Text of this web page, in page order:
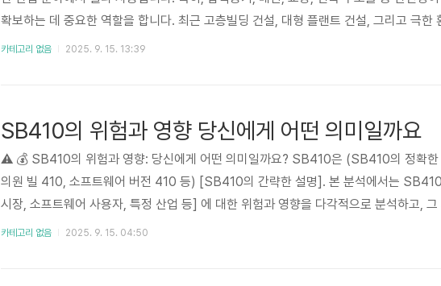
확보하는 데 중요한 역할을 합니다. 최근 고층빌딩 건설, 대형 플랜트 건설, 그리고 극
의 수요는 꾸준히 증가하고 있습니다. 또한, 친환경적인 건축 자재에 대한 요구 증가와
카테고리 없음 2025. 9. 15. 13:39
SB410의 위험과 영향 당신에게 어떤 의미일까요
⚠️ 💰 SB410의 위험과 영향: 당신에게 어떤 의미일까요? SB410은 (SB410의 정확한
의원 빌 410, 소프트웨어 버전 410 등) [SB410의 간략한 설명]. 본 분석에서는
시장, 소프트웨어 사용자, 특정 산업 등] 에 대한 위험과 영향을 다각적으로 분석하고,
용자 등] 의 관점에서 살펴보겠습니다. 현재 시장 상황은 [현재 시장 상황에 대한 구체적
카테고리 없음 2025. 9. 15. 04:50